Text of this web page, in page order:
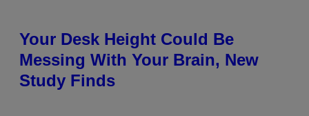
Your Desk Height Could Be
Messing With Your Brain, New
Study Finds